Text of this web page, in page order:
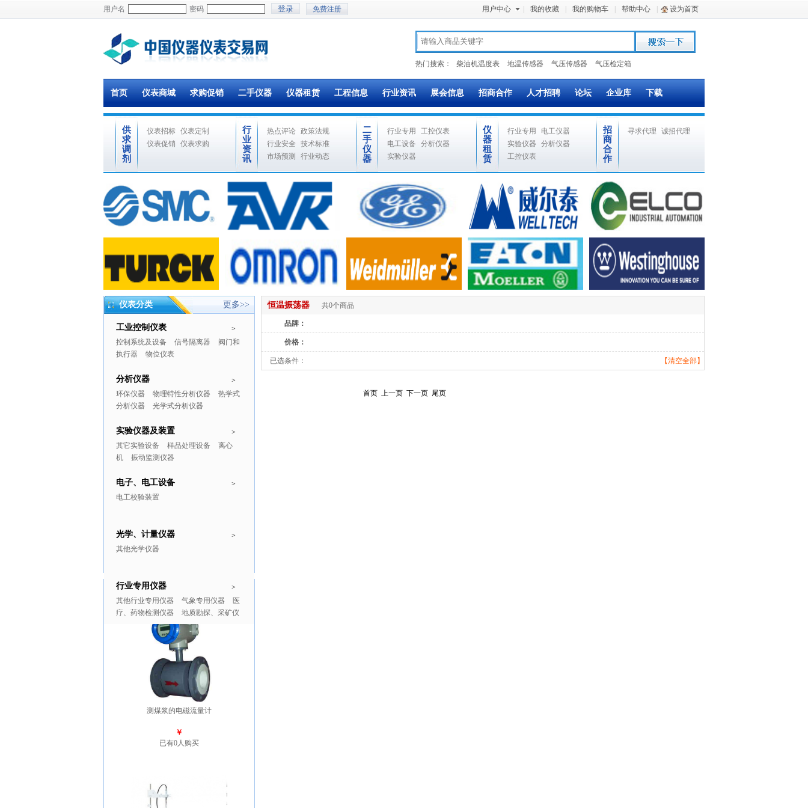
用户名 密码 免费注册 用户中心 我的收藏 我的购物车 帮助中心 设为首页
热门搜索： 柴油机温度表 地温传感器 气压传感器 气压检定箱
首页 仪表商城 求购促销 二手仪器 仪器租赁 工程信息 行业资讯 展会信息 招商合作 人才招聘 论坛 企业库 下载
供
求
调
剂
仪表招标 仪表定制
仪表促销
仪表求购
行
业
资
讯
热点评论 政策法规
行业安全
技术标准
市场预测
行业动态
二
手
仪
器
行业专用
工控仪表
电工设备
分析仪器
实验仪器
仪
器
租
赁
行业专用
电工仪器
实验仪器
分析仪器
工控仪表
招
商
合
作
寻求代理 诚招代理
仪表分类 更多>>
>
工业控制仪表
控制系统及设备 信号隔离器
阀门和
执行器
物位仪表
>
分析仪器
环保仪器 物理特性分析仪器
热学式
分析仪器
光学式分析仪器
>
实验仪器及装置
其它实验设备 样品处理设备
离心
机
振动监测仪器
>
电子、电工设备
电工校验装置
>
光学、计量仪器
其他光学仪器
>
行业专用仪器
其他行业专用仪器 气象专用仪器
医
疗、药物检测仪器
地质勘探、采矿仪
推广商品 更多>>
测煤浆的电磁流量计
￥
已有0人购买
恒温振荡器 共0个商品
品牌：
价格：
【清空全部】
已选条件：
首页 上一页 下一页 尾页